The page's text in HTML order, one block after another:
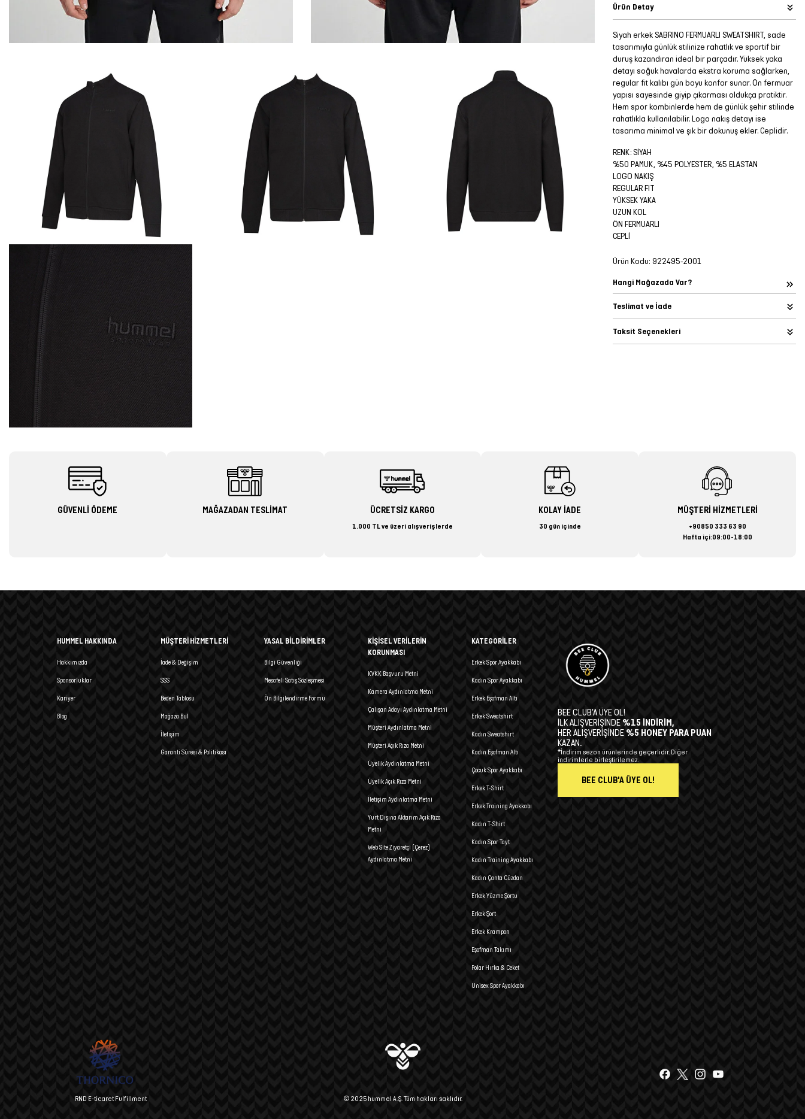
Ürün Detay
Siyah erkek SABRINO FERMUARLI SWEATSHIRT, sade
tasarımıyla günlük stilinize rahatlık ve sportif bir
duruş kazandıran ideal bir parçadır. Yüksek yaka
detayı soğuk havalarda ekstra koruma sağlarken,
regular fit kalıbı gün boyu konfor sunar. Ön fermuar
yapısı sayesinde giyip çıkarması oldukça pratiktir.
Hem spor kombinlerde hem de günlük şehir stilinde
rahatlıkla kullanılabilir. Logo nakış detayı ise
tasarıma minimal ve şık bir dokunuş ekler. Ceplidir.
RENK: SİYAH
%50 PAMUK, %45 POLYESTER, %5 ELASTAN
LOGO NAKIŞ
REGULAR FIT
YÜKSEK YAKA
UZUN KOL
ÖN FERMUARLI
CEPLİ
Ürün Kodu: 922495-2001
Hangi Mağazada Var?
Teslimat ve İade
Taksit Seçenekleri
GÜVENLİ ÖDEME MAĞAZADAN TESLİMAT ÜCRETSİZ KARGO
1.000 TL ve üzeri alışverişlerde
KOLAY İADE
30 gün içinde
MÜŞTERİ HİZMETLERİ
+90850 333 63 90
Hafta içi:09:00-18:00
HUMMEL HAKKINDA
Hakkımızda
Sponsorluklar
Kariyer
Blog
MÜŞTERİ HİZMETLERİ
İade & Değişim
SSS
Beden Tablosu
Mağaza Bul
İletişim
Garanti Süresi & Politikası
YASAL BİLDİRİMLER
Bilgi Güvenliği
Mesafeli Satış Sözleşmesi
Ön Bilgilendirme Formu
KİŞİSEL VERİLERİN
KORUNMASI
KVKK Başvuru Metni
Kamera Aydınlatma Metni
Çalışan Adayı Aydınlatma Metni
Müşteri Aydınlatma Metni
Müşteri Açık Rıza Metni
Üyelik Aydınlatma Metni
Üyelik Açık Rıza Metni
İletişim Aydınlatma Metni
Yurt Dışına Aktarım Açık Rıza
Metni
Web Site Ziyaretçi (Çerez)
Aydınlatma Metni
KATEGORİLER
Erkek Spor Ayakkabı
Kadın Spor Ayakkabı
Erkek Eşofman Altı
Erkek Sweatshirt
Kadın Sweatshirt
Kadın Eşofman Altı
Çocuk Spor Ayakkabı
Erkek T-Shirt
Erkek Training Ayakkabı
Kadın T-Shirt
Kadın Spor Tayt
Kadın Training Ayakkabı
Kadın Çanta Cüzdan
Erkek Yüzme Şortu
Erkek Şort
Erkek Krampon
Eşofman Takımı
Polar Hırka & Ceket
Unisex Spor Ayakkabı
BEE CLUB’A ÜYE OL!
İLK ALIŞVERİŞİNDE %15 İNDİRİM,
HER ALIŞVERİŞİNDE %5 HONEY PARA PUAN
KAZAN.
*İndirim sezon ürünlerinde geçerlidir. Diğer
indirimlerle birleştirilemez.
BEE CLUB'A ÜYE OL!
RND E-ticaret Fulfillment © 2025 hummel A.Ş. Tüm hakları saklıdır.